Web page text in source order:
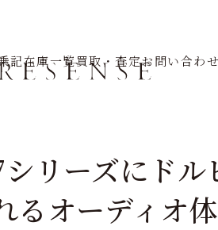
記在庫一覧買取・査定お問い合わせ
BMW 7シリーズ
リーズにド
るオーディオ